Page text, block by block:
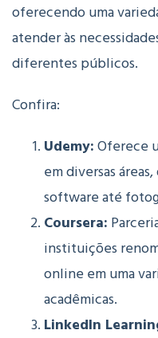
oferecendo uma
atender às
diferentes públicos.
Confira:
Udemy:Oferece
em diversas
software até
Coursera:
instituições
online em uma
acadêmicas.
LinkedIn